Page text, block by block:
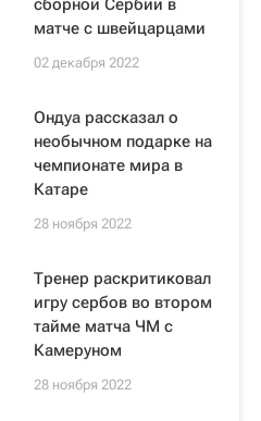
сборной Сербии в
матче с швейцарцами
02 декабря 2022
Ондуа рассказал о
необычном подарке на
чемпионате мира в
Катаре
28 ноября 2022
Тренер раскритиковал
игру сербов во втором
тайме матча ЧМ с
Камеруном
28 ноября 2022